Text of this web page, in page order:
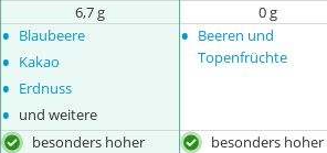
6,7 g 0 g
• Blaubeere
• Kakao
• Erdnuss
• und weitere
• Beeren und
Topenfrüchte
besonders hoher
besonders hoher